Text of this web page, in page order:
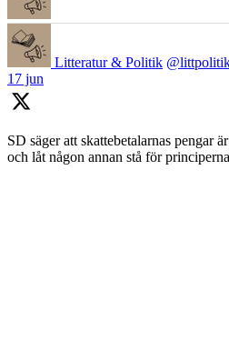
Litteratur & Politik
17 jun
SD säger att skattebetalarnas pengar
och låt någon annan stå för